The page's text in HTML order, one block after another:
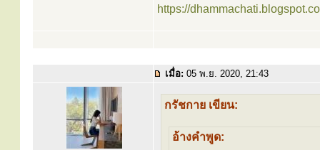
https://
เมื่อ: 05 พ.ย. 2020, 21:43
กรัชกาย เขียน:
อ้างคำพูด: